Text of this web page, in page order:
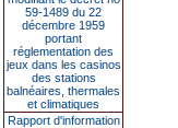
59-1489 du 22
décembre 1959
portant
réglementation des
jeux dans les casinos
des stations
balnéaires, thermales
et climatiques
Rapport d'information